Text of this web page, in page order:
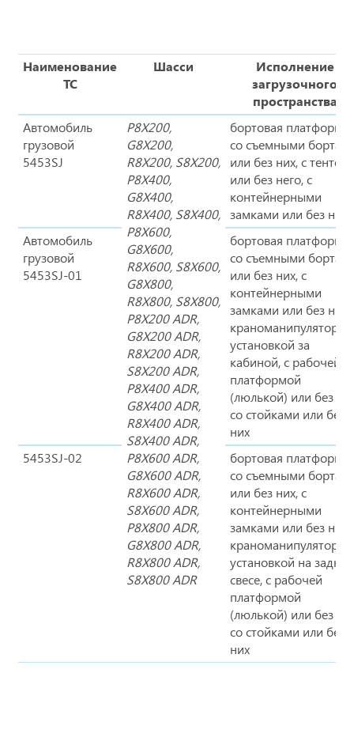
Наименование
ТС
Шасси
Исполнение
загрузочного
пространства
Автомобиль
грузовой
5453SJ
P8X200,
G8X200,
R8X200, S8X200,
P8X400,
G8X400,
R8X400, S8X400,
P8X600,
G8X600,
R8X600, S8X600,
G8X800,
R8X800, S8X800,
P8X200 ADR,
G8X200 ADR,
R8X200 ADR,
S8X200 ADR,
P8X400 ADR,
G8X400 ADR,
R8X400 ADR,
S8X400 ADR,
P8X600 ADR,
G8X600 ADR,
R8X600 ADR,
S8X600 ADR,
P8X800 ADR,
G8X800 ADR,
R8X800 ADR,
S8X800 ADR
бортовая платформа
со съемными
или без них, с тентом
или без него, с
контейнерными
замками или без них
Автомобиль
грузовой
5453SJ-01
бортовая платформа
со съемными
или без них, с
контейнерными
замками или без них,
установкой за
кабиной, с рабочей
платформой
(люлькой) или без
со стойками или без
них
5453SJ-02
бортовая платформа
со съемными
или без них, с
контейнерными
замками или без них,
установкой на
свесе, с рабочей
платформой
(люлькой) или без
со стойками или без
них